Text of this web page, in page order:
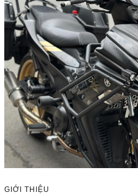
GIỚI THIỆU